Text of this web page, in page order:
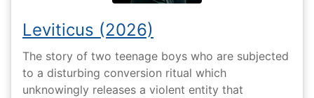
Leviticus (2026)
The story of two teenage boys who are subjected
to a disturbing conversion ritual which
unknowingly releases a violent entity that